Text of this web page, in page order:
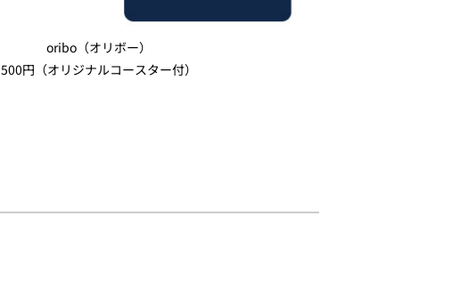
oribo（オリボー）
500円（オリジナルコースター付）